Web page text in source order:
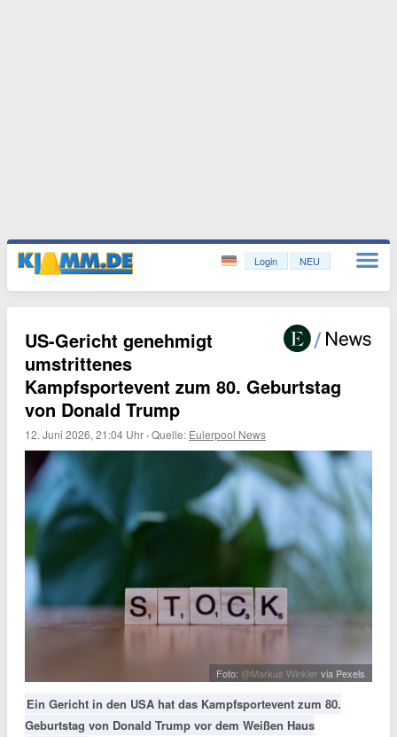
Login NEU
US-Gericht genehmigt
umstrittenes
Kampfsportevent zum 80. Geburtstag
von Donald Trump
12. Juni 2026, 21:04 Uhr ·Quelle: Eulerpool News
Foto: @Markus Winklervia Pexels
Ein Gericht in den USA hat das Kampfsportevent zum 80.
Geburtstag von Donald Trump vor dem Weißen Haus